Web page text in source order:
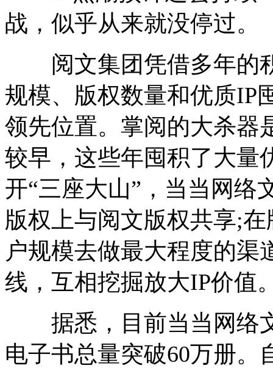
战，似乎从来就没停过。
阅文集团凭借多年的
规模、版权数量和优质IP
领先位置。掌阅的大杀器
较早，这些年囤积了大量
开“三座大山”，当当网络
版权上与阅文版权共享;
户规模去做最大程度的渠
线，互相挖掘放大IP价值
据悉，目前当当网络
电子书总量突破60万册。